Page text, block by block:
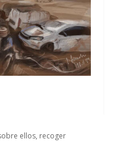
ellos, recoger